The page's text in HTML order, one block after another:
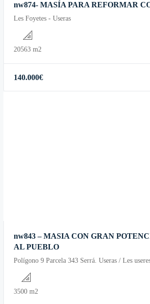
nw874- MASÍA PARA REFORMAR
Les Foyetes - Useras
20563 m2
140.000€
nw843 – MASIA CON GRAN
AL PUEBLO
Polígono 9 Parcela 343 Serrá. Useras / Les
3500 m2